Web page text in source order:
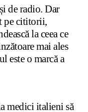
de radio. Dar
pe cititorii,
la ceea ce
mai ales
este o marcă a
medici italieni să